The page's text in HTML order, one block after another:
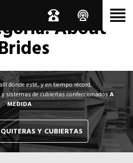
de la
About
donde esté, y en tiempo récord,
sistemas de cubiertas confeccionadosA
MEDIDA
Y CUBIERTAS